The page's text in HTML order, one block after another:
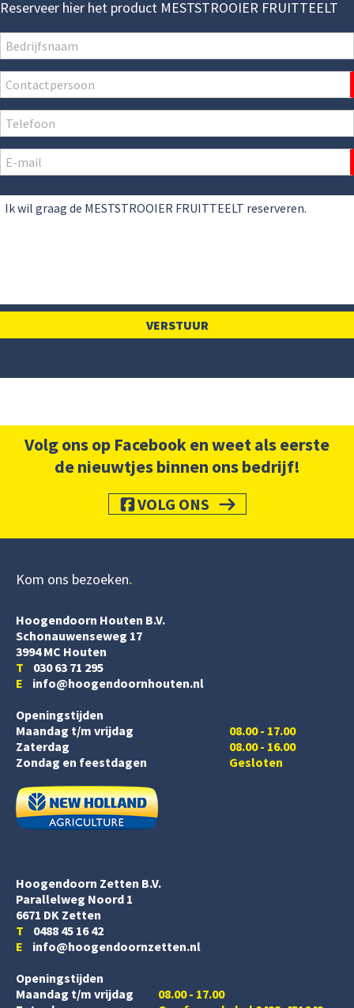
Reserveer hier het product MESTSTROOIER FRUITTEELT
Volg ons op Facebook en weet als eerste
de nieuwtjes binnen ons bedrijf!
VOLG ONS
Kom ons bezoeken
Hoogendoorn Houten B.V.
Schonauwenseweg 17
3994 MC Houten
T 030 63 71 295
E info@hoogendoornhouten.nl
Openingstijden
Maandag t/m vrijdag
Zaterdag
08.00 - 17.00
08.00 - 16.00
Zondag en feestdagen
Gesloten
Hoogendoorn Zetten B.V.
Parallelweg Noord 1
6671 DK Zetten
T 0488 45 16 42
E info@hoogendoornzetten.nl
Openingstijden
Maandag t/m vrijdag
08.00 - 17.00